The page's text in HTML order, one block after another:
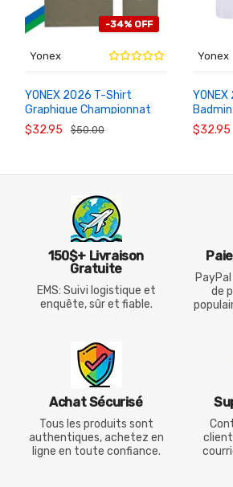
-34% OFF
Yonex
YONEX 2026 T-Shirt
Graphique Championnat
Monde Inde Badminton
Homme 26191EX
$32.95 $50.00
AU
PANIER
Yonex
$32.95
150$+ Livraison
Gratuite
EMS: Suivi logistique et
enquête, sûr et fiable.
de
Achat Sécurisé
Tous les produits sont
authentiques, achetez en
ligne en toute confiance.